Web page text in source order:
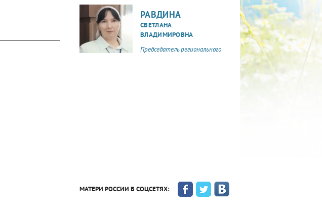
РАВДИНА
СВЕТЛАНА
ВЛАДИМИРОВНА
Председатель регионального
МАТЕРИ РОССИИ В СОЦСЕТЯХ: